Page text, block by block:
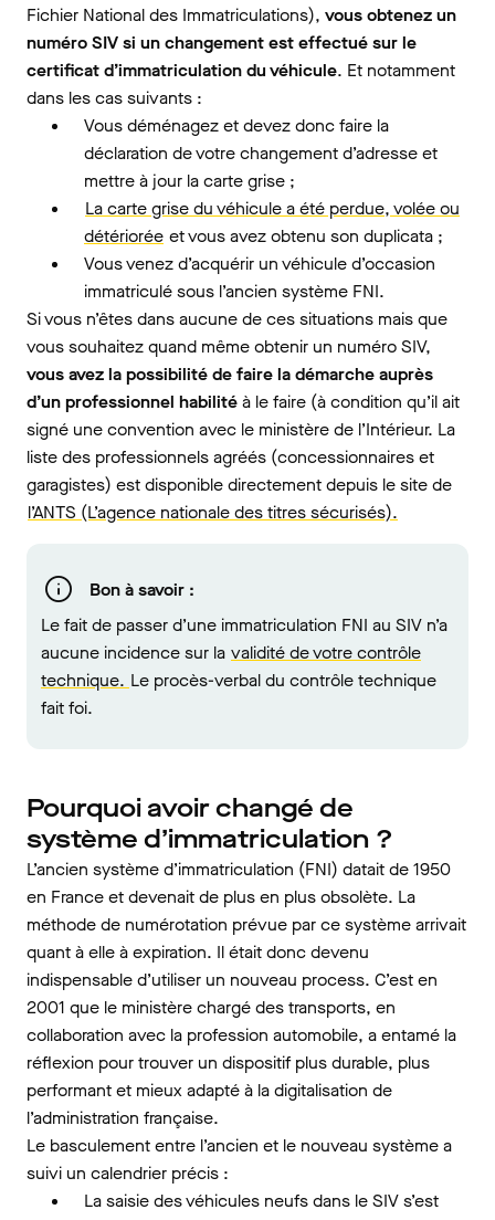
Fichier National des Immatriculations), vous obtenez un
numéro SIV si un changement est effectué sur le
certificat d’immatriculation du véhicule. Et notamment
dans les cas suivants :
Vous déménagez et devez donc faire la
déclaration de votre changement d’adresse et
mettre à jour la carte grise ;
La carte grise du véhicule a été perdue, volée ou
détériorée et vous avez obtenu son duplicata ;
Vous venez d’acquérir un véhicule d’occasion
immatriculé sous l’ancien système FNI.
Si vous n’êtes dans aucune de ces situations mais que
vous souhaitez quand même obtenir un numéro SIV,
vous avez la possibilité de faire la démarche auprès
d’un professionnel habilitéà le faire (à condition qu’il ait
signé une convention avec le ministère de l’Intérieur. La
liste des professionnels agréés (concessionnaires et
garagistes) est disponible directement depuis le site de
l’ANTS (L’agence nationale des titres sécurisés).
Bon à savoir :
Le fait de passer d’une immatriculation FNI au SIV n’a
aucune incidence sur la validité de votre contrôle
technique. Le procès-verbal du contrôle technique
fait foi.
Pourquoi avoir changé de
système d’immatriculation ?
L’ancien système d’immatriculation (FNI) datait de 1950
en France et devenait de plus en plus obsolète. La
méthode de numérotation prévue par ce système arrivait
quant à elle à expiration. Il était donc devenu
indispensable d’utiliser un nouveau process. C’est en
2001 que le ministère chargé des transports, en
collaboration avec la profession automobile, a entamé la
réflexion pour trouver un dispositif plus durable, plus
performant et mieux adapté à la digitalisation de
l’administration française.
Le basculement entre l’ancien et le nouveau système a
suivi un calendrier précis :
La saisie des véhicules neufs dans le SIV s’est